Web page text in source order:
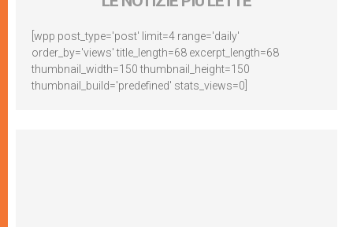
[wpp post_type='post' limit=4 range='daily'
order_by='views' title_length=68 excerpt_length=68
thumbnail_width=150 thumbnail_height=150
thumbnail_build='predefined' stats_views=0]